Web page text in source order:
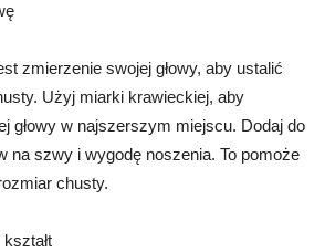
zmierzenie swojej głowy, aby ustalić
Użyj miarki krawieckiej, aby
głowy w najszerszym miejscu. Dodaj do
na szwy i wygodę noszenia. To pomoże
chusty.